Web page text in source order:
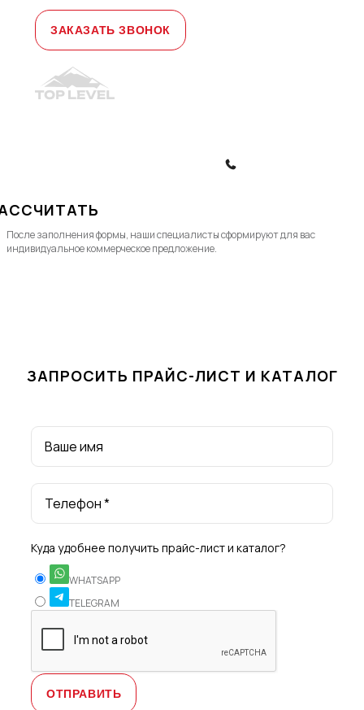
ЗАКАЗАТЬ ЗВОНОК
После заполнения формы, наши специалисты cформируют для вас
индивидуальное коммерческое предложение.
ЗАПРОСИТЬ ПРАЙС-ЛИСТ И КАТАЛОГ
Ваше имя
Телефон *
Куда удобнее получить прайс-лист и каталог?
WHATSAPP
TELEGRAM